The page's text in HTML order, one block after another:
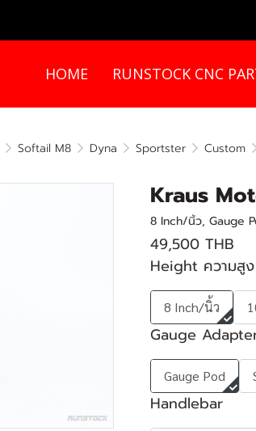
HOME RUNSTOCK CNC
Softail M8 Dyna Sportster Custom
Kraus
8 Inch/นิ้ว, Gauge
49,500 THB
Height ความสูง
8 Inch/นิ้ว
Gauge
Gauge Pod
Handlebar